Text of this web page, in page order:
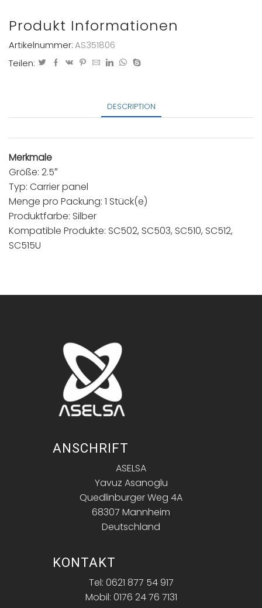
Produkt Informationen
Artikelnummer:AS351806
Teilen:
DESCRIPTION
Merkmale
Größe: 2.5″
Typ: Carrier panel
Menge pro Packung: 1 Stück(e)
Produktfarbe: Silber
Kompatible Produkte: SC502, SC503, SC510, SC512,
SC515U
ANSCHRIFT
ASELSA
Yavuz Asanoglu
Quedlinburger Weg 4A
68307 Mannheim
Deutschland
KONTAKT
Tel: 0621 877 54 917
Mobil: 0176 24 76 7131